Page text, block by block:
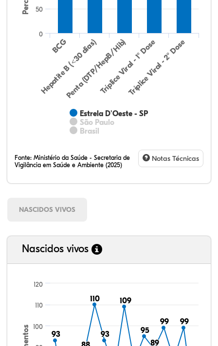
Estrela D'Oeste - SP
São Paulo
Brasil
BCG
Hepatite B (<30 dias)
Penta (DTP/HepB/Hib)Tríplice Viral - 1° Dose
Tríplice Viral - 2° Dose
0
50
Fonte: Ministério da Saúde - Secretaria de
Vigilância em Saúde e Ambiente (2025)
Notas Técnicas
NASCIDOS VIVOS
Nascidos vivos
93
93
110
110
93
93
109
109
95
95
89
89
99
99 99
99
100
110
120